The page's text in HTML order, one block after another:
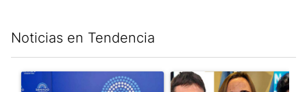
Noticias en Tendencia
Un artículo de tendencia con el título "Ley de Tierras: ante el
Un artículo de tendencia con